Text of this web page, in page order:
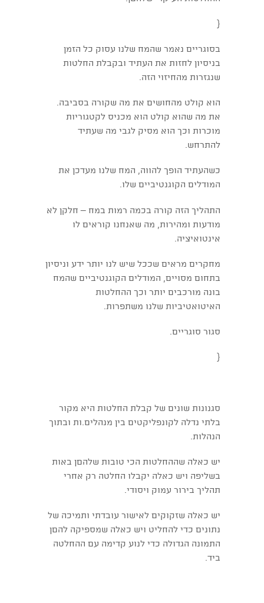
{
בסוגריים נאמר שהמח שלנו עסוק כל הזמן
בניסיון לחזות את העתיד ובקבלת החלטות
שנגזרות מהחיזוי הזה.
הוא קולט מהחושים את מה שקורה בסביבה.
את מה שהוא קולט הוא מכניס לקטגוריות
מוכרות וכך הוא מסיק לגבי מה שעתיד
להתרחש.
כשהעתיד הופך להווה, המח שלנו מעדכן את
המודלים הקוגנטיביים שלו.
התהליך הזה קורה בכמה רמות במח – חלקן לא
מודעות ומהירות, מה שאנחנו קוראים לו
אינטואיציה.
מחקרים מראים שככל שיש לנו יותר ידע וניסיון
בתחום מסויים, המודלים הקוגנטיביים שהמח
בונה מורכבים יותר וכך ההחלטות
האיטואטיביות שלנו משתפרות.
סגור סוגריים.
{
סגנונות שונים של קבלת החלטות היא מקור
בלתי נדלה לקונפליקטים בין מנהלים.ות ובתוך
הנהלות.
יש כאלה שההחלטות הכי טובות שלהםן באות
בשליפה ויש כאלה יקבלו החלטה רק אחרי
תהליך בירור עמוק ויסודי.
יש כאלה שזקוקים לאישור עובדתי ותמיכה של
נתונים כדי להחליט ויש כאלה שמספיקה להםן
התמונה הגדולה כדי לנוע קדימה עם ההחלטה
ביד.